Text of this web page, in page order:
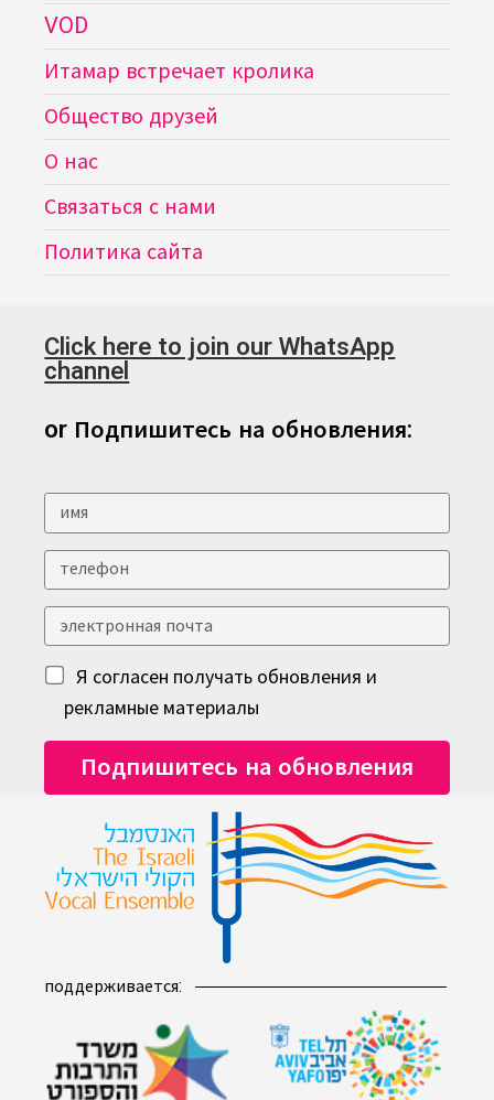
VOD
Итамар встречает кролика
Общество друзей
О нас
Связаться с нами
Политика сайта
Click here to join our WhatsApp
channel
or Подпишитесь на обновления:
Я согласен получать обновления и
рекламные материалы
поддерживается: